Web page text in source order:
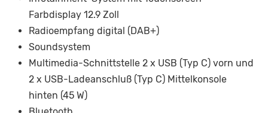
Farbdisplay 12.9 Zoll
Radioempfang digital (DAB+)
Soundsystem
Multimedia-Schnittstelle 2 x USB (Typ C) vorn und
2 x USB-Ladeanschluß (Typ C) Mittelkonsole
hinten (45 W)